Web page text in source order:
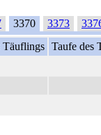
3370 3373
Täuflings Taufe des